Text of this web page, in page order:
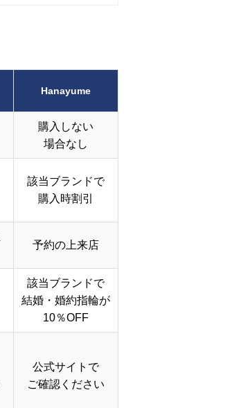
Hanayume
購入しない
場合なし
該当ブランドで
購入時割引
予約の上来店
該当ブランドで
結婚・婚約指輪が
10％OFF
公式サイトで
ご確認ください